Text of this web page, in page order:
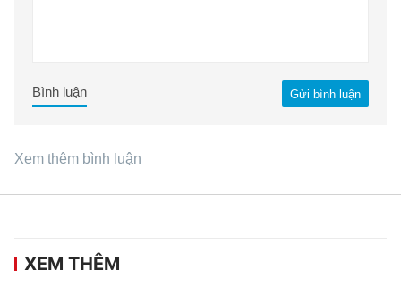
Gửi bình luận
Bình luận
Xem thêm bình luận
XEM THÊM